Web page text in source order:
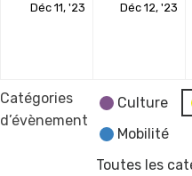
Déc 11, '23 Déc 12, '23
Catégories
d’évènement
Culture
Mobilité
Toutes les